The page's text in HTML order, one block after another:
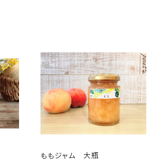
ももジャム 大瓶